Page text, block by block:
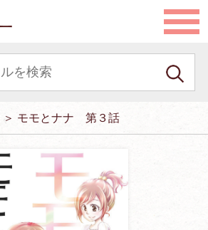
＞ モモとナナ 第３話